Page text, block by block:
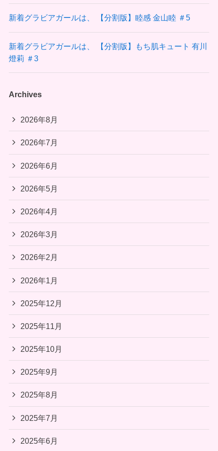
新着グラビアガールは、 【分割版】睦感 金山睦 ＃5
新着グラビアガールは、 【分割版】もち肌キュート 有川
燈莉 ＃3
Archives
2026年8月
2026年7月
2026年6月
2026年5月
2026年4月
2026年3月
2026年2月
2026年1月
2025年12月
2025年11月
2025年10月
2025年9月
2025年8月
2025年7月
2025年6月